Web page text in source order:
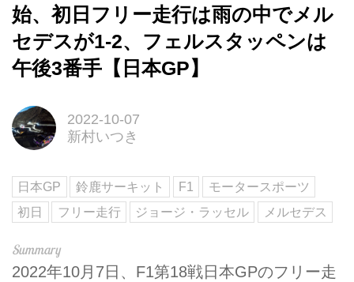
始、初日フリー走行は雨の中でメル
セデスが1-2、フェルスタッペンは
午後3番手【日本GP】
2022-10-07
新村いつき
日本GP 鈴鹿サーキット F1
モータースポーツ
初日
フリー走行 ジョージ・ラッセル メルセデス
2022年10月7日、F1第18戦日本GPのフリー走